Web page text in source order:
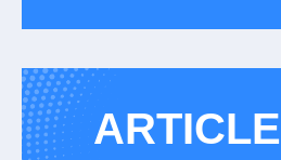
ARTICLE